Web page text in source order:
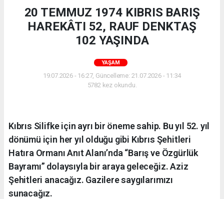
20 TEMMUZ 1974 KIBRIS BARIŞ
HAREKÂTI 52, RAUF DENKTAŞ
102 YAŞINDA
YAŞAM
19.07.2026 - 16:27, Güncelleme: 21.07.2026 - 11:34
5782 kez okundu.
Kıbrıs Silifke için ayrı bir öneme sahip. Bu yıl 52. yıl
dönümü için her yıl olduğu gibi Kıbrıs Şehitleri
Hatıra Ormanı Anıt Alanı’nda “Barış ve Özgürlük
Bayramı” dolaysıyla bir araya geleceğiz. Aziz
Şehitleri anacağız. Gazilere saygılarımızı
sunacağız.